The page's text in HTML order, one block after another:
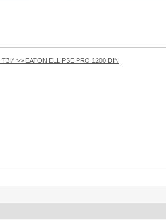
ТЗИ >> EATON ELLIPSE PRO 1200 DIN